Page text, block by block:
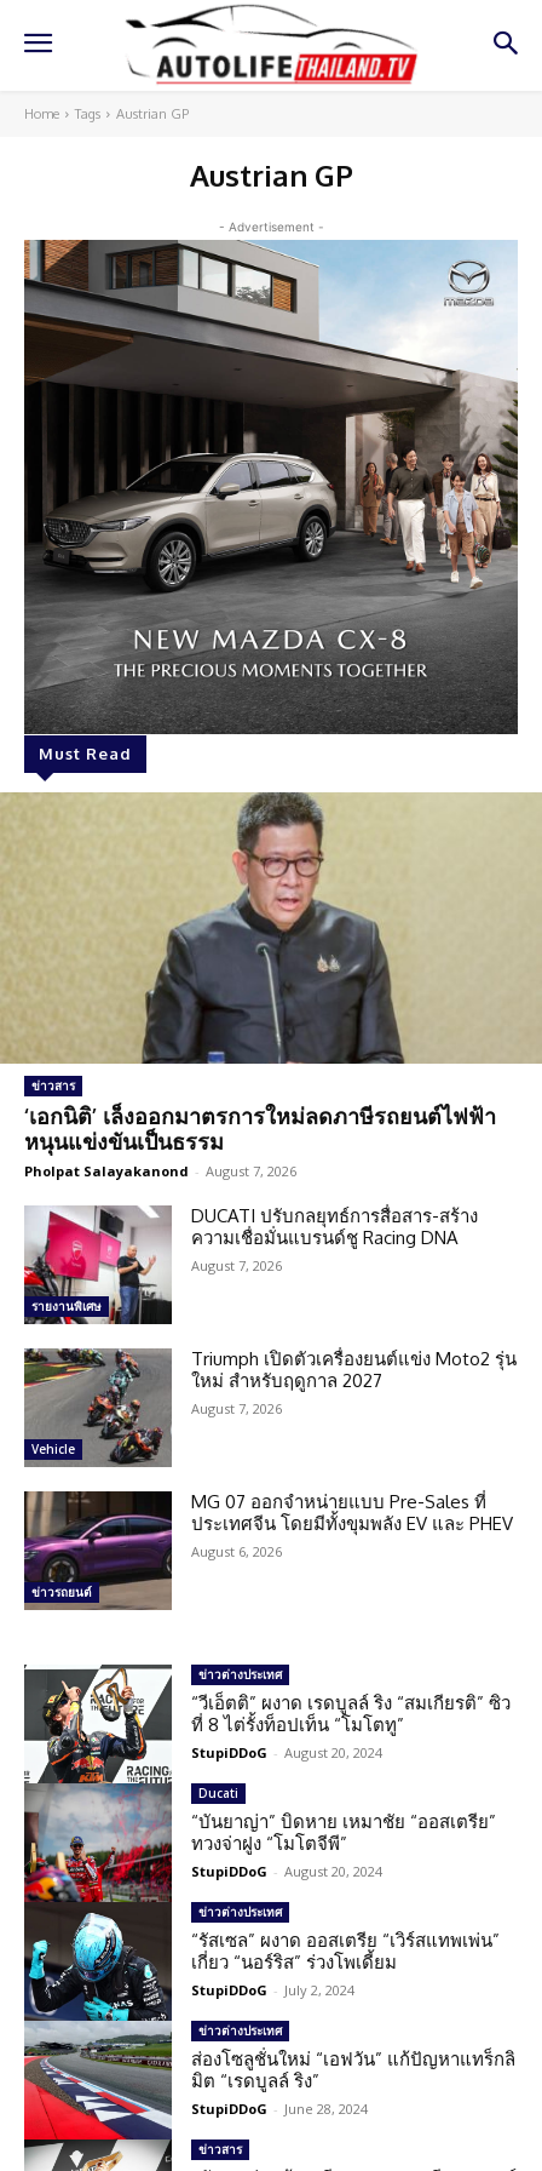
Home Tags Austrian GP
Austrian GP
- Advertisement -
Must Read
ข่าวสาร
‘เอกนิติ’ เล็งออกมาตรการใหม่ลดภาษีรถยนต์ไฟฟ้า
หนุนแข่งขันเป็นธรรม
Pholpat Salayakanond - August 7, 2026
รายงานพิเศษ
DUCATI ปรับกลยุทธ์การสื่อสาร-สร้าง
ความเชื่อมั่นแบรนด์ชู Racing DNA
August 7, 2026
Vehicle
Triumph เปิดตัวเครื่องยนต์แข่ง Moto2 รุ่น
ใหม่ สำหรับฤดูกาล 2027
August 7, 2026
ข่าวรถยนต์
MG 07 ออกจำหน่ายแบบ Pre-Sales ที่
ประเทศจีน โดยมีทั้งขุมพลัง EV และ PHEV
August 6, 2026
ข่าวต่างประเทศ
“วีเอ็ตติ” ผงาด เรดบูลล์ ริง “สมเกียรติ” ซิว
ที่ 8 ไต่รั้งท็อปเท็น “โมโตทู”
StupiDDoG - August 20, 2024
Ducati
“บันยาญ่า” บิดหาย เหมาชัย “ออสเตรีย”
ทวงจ่าฝูง “โมโตจีพี”
StupiDDoG - August 20, 2024
ข่าวต่างประเทศ
“รัสเซล” ผงาด ออสเตรีย “เวิร์สแทพเพ่น”
เกี่ยว “นอร์ริส” ร่วงโพเดี้ยม
StupiDDoG - July 2, 2024
ข่าวต่างประเทศ
ส่องโซลูชั่นใหม่ “เอฟวัน” แก้ปัญหาแทร็กลิ
มิต “เรดบูลล์ ริง”
StupiDDoG - June 28, 2024
ข่าวสาร